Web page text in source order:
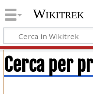
Wikitrek
Cerca per